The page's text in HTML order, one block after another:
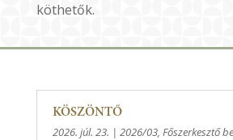
köthetők.
KÖSZÖNTŐ
2026. júl. 23. | 2026/03, Főszerkesztő